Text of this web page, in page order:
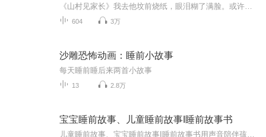
604 3万
沙雕恐怖动画：睡前小故事
每天睡前睡后来两首小故事
13 2.8万
宝宝睡前故事、儿童睡前故事I睡前故事书